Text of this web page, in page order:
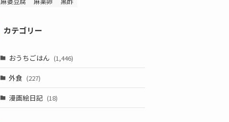
カテゴリー
おうちごはん (1,446)
外食 (227)
漫画絵日記 (18)